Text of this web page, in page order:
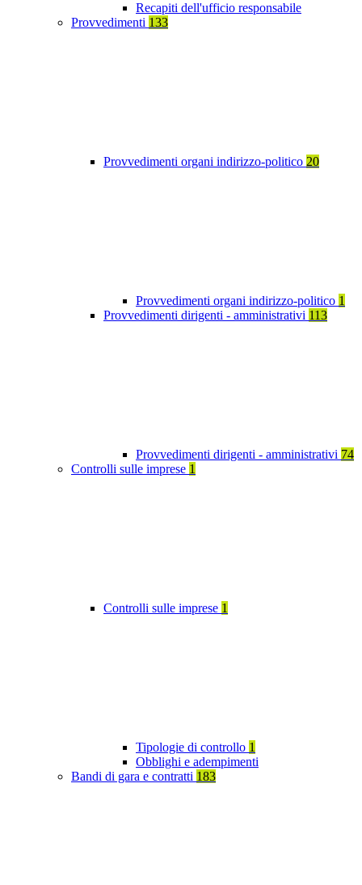
Recapiti dell'ufficio responsabile
Provvedimenti 133
Provvedimenti organi indirizzo-politico 20
Provvedimenti organi indirizzo-politico 1
Provvedimenti dirigenti - amministrativi 113
Provvedimenti dirigenti - amministrativi 74
Controlli sulle imprese 1
Controlli sulle imprese 1
Tipologie di controllo 1
Obblighi e adempimenti
Bandi di gara e contratti 183